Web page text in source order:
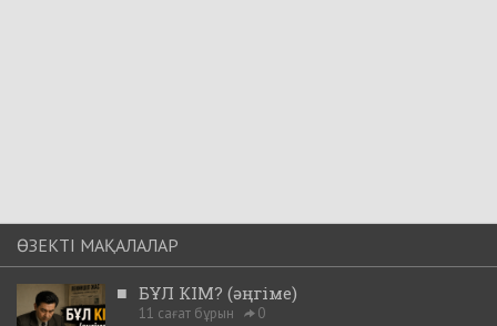
ӨЗЕКТІ МАҚАЛАЛАР
■ БҰЛ КІМ? (әңгіме)
11 сағат бұрын 0